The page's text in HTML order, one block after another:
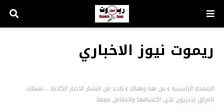
ريموت نيوز الاخباري
الصفحة الرئيسية من هنا وهناك
للحد من انتشار الاخبار الكاذبة .. نشطاء
العراق يتدربون على اكتشافها والتعامل معها.